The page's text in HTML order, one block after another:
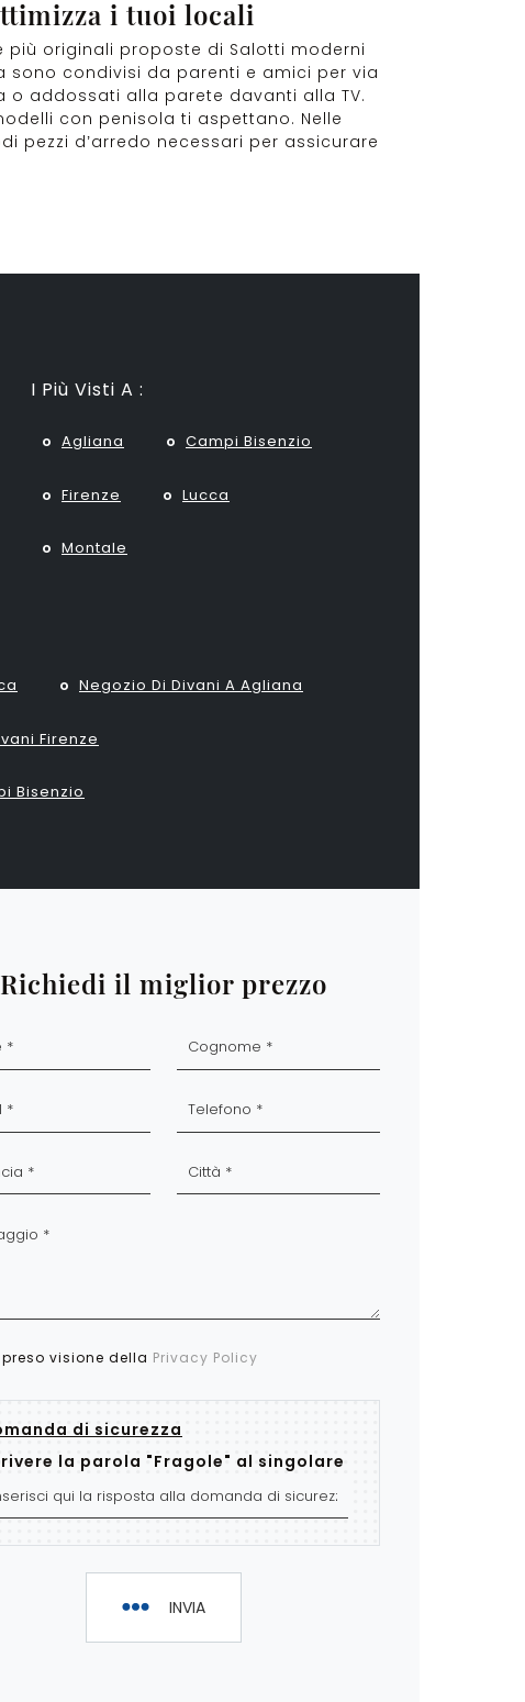
i tuoi locali
originali proposte di Salotti moderni
sono condivisi da parenti e amici per via
addossati alla parete davanti alla TV.
con penisola ti aspettano. Nelle
pezzi d’arredo necessari per assicurare
I Più Visti A :
Agliana Campi Bisenzio
Firenze Lucca
Montale
Negozio Di Divani A Agliana
Firenze
Bisenzio
Richiedi il miglior prezzo
preso visione della Privacy Policy
di sicurezza
la parola "Fragole" al singolare
INVIA